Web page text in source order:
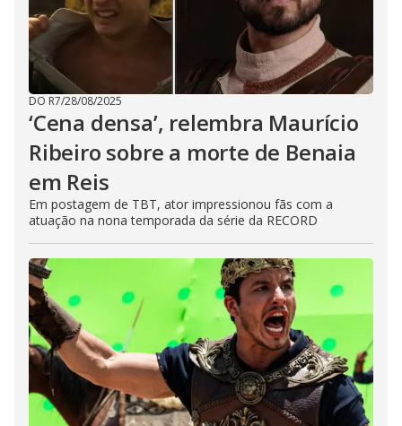
DO R7/28/08/2025
‘Cena densa’, relembra Maurício
Ribeiro sobre a morte de Benaia
em Reis
Em postagem de TBT, ator impressionou fãs com a
atuação na nona temporada da série da RECORD